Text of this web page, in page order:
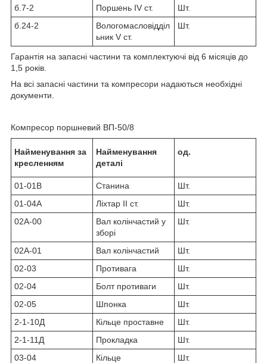
б.7-2
Поршень IV ст.
Шт.
б.24-2
Вологомасловідділ
ьник V ст.
Шт.
Гарантія на запасні частини та комплектуючі від 6 місяців до
1,5 років.
На всі запасні частини та компресори надаються необхідні
документи.
Компресор поршневий ВП-50/8
Найменування за
кресленням
Найменування
деталі
од.
01-01В Станина
Шт.
01-04А
Ліхтар II ст.
Шт.
02А-00
Вал колінчастий у
зборі
Шт.
02А-01 Вал колінчастий
Шт.
02-03
Противага
Шт.
02-04
Болт противаги
Шт.
02-05
Шпонка
Шт.
2-1-10Д
Кільце проставне
Шт.
2-1-11Д
Прокладка
Шт.
03-04
Кільце
Шт.